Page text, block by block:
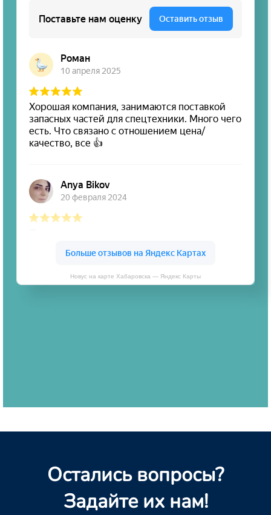
Новус на карте Хабаровска — Яндекс Карты
Остались вопросы?
Задайте их нам!